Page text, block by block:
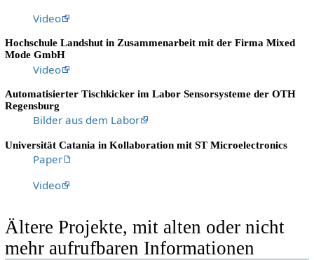
Video
Hochschule Landshut in Zusammenarbeit mit der Firma Mixed
Mode GmbH
Video
Automatisierter Tischkicker im Labor Sensorsysteme der OTH
Regensburg
Bilder aus dem Labor
Universität Catania in Kollaboration mit ST Microelectronics
Paper
Video
Ältere Projekte, mit alten oder nicht
mehr aufrufbaren Informationen